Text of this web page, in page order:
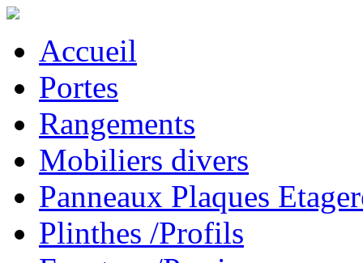
Accueil
Portes
Rangements
Mobiliers divers
Panneaux Plaques
Plinthes /Profils